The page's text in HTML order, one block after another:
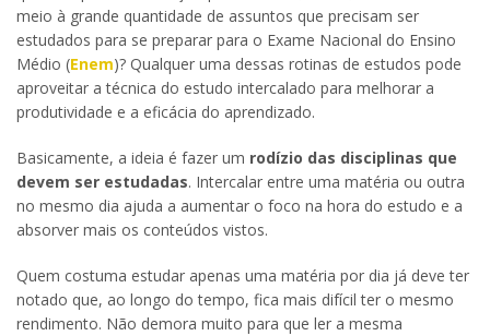
meio à grande quantidade de assuntos que precisam ser
estudados para se preparar para o Exame Nacional do Ensino
Médio (Enem)? Qualquer uma dessas rotinas de estudos pode
aproveitar a técnica do estudo intercalado para melhorar a
produtividade e a eficácia do aprendizado.
Basicamente, a ideia é fazer um rodízio das disciplinas que
devem ser estudadas. Intercalar entre uma matéria ou outra
no mesmo dia ajuda a aumentar o foco na hora do estudo e a
absorver mais os conteúdos vistos.
Quem costuma estudar apenas uma matéria por dia já deve ter
notado que, ao longo do tempo, fica mais difícil ter o mesmo
rendimento. Não demora muito para que ler a mesma